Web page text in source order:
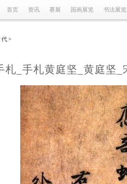
首页 资讯 赛展 国画展览 书法展览
>
札_手札黄庭坚_黄庭坚_